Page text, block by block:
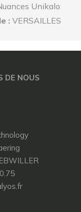
Unikalo
: VERSAILLES
DE NOUS